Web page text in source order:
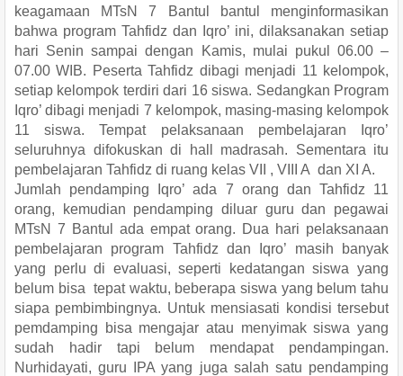
keagamaan MTsN 7 Bantul bantul menginformasikan
bahwa program Tahfidz dan Iqro’ ini, dilaksanakan setiap
hari Senin sampai dengan Kamis, mulai pukul 06.00 –
07.00 WIB. Peserta Tahfidz dibagi menjadi 11 kelompok,
setiap kelompok terdiri dari 16 siswa. Sedangkan Program
Iqro’ dibagi menjadi 7 kelompok, masing-masing kelompok
11 siswa. Tempat pelaksanaan pembelajaran Iqro’
seluruhnya difokuskan di hall madrasah. Sementara itu
pembelajaran Tahfidz di ruang kelas VII , VIII A dan XI A.
Jumlah pendamping Iqro’ ada 7 orang dan Tahfidz 11
orang, kemudian pendamping diluar guru dan pegawai
MTsN 7 Bantul ada empat orang. Dua hari pelaksanaan
pembelajaran program Tahfidz dan Iqro’ masih banyak
yang perlu di evaluasi, seperti kedatangan siswa yang
belum bisa tepat waktu, beberapa siswa yang belum tahu
siapa pembimbingnya. Untuk mensiasati kondisi tersebut
pemdamping bisa mengajar atau menyimak siswa yang
sudah hadir tapi belum mendapat pendampingan.
Nurhidayati, guru IPA yang juga salah satu pendamping